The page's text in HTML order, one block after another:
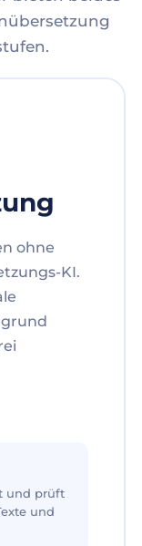
ohne
KI.
und prüft
und